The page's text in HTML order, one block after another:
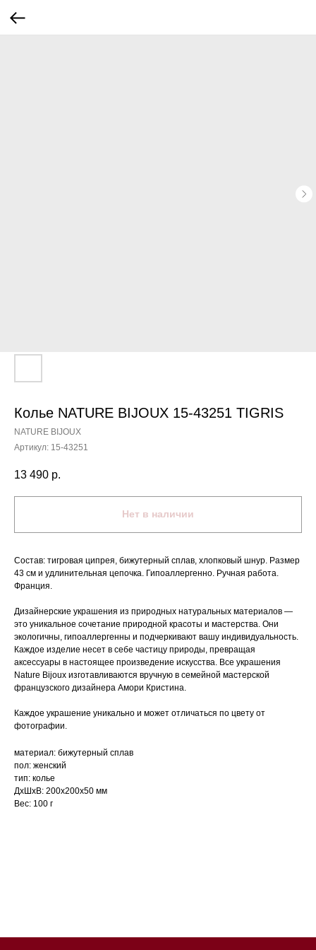
Колье NATURE BIJOUX 15-43251 TIGRIS
NATURE BIJOUX
Артикул: 15-43251
13 490 р.
Нет в наличии
Состав: тигровая ципрея, бижутерный сплав, хлопковый шнур. Размер
43 cм и удлинительная цепочка. Гипоаллергенно. Ручная работа.
Франция.
Дизайнерские украшения из природных натуральных материалов —
это уникальное сочетание природной красоты и мастерства. Они
экологичны, гипоаллергенны и подчеркивают вашу индивидуальность.
Каждое изделие несет в себе частицу природы, превращая
аксессуары в настоящее произведение искусства. Все украшения
Nature Bijoux изготавливаются вручную в семейной мастерской
французского дизайнера Амори Кристина.
Каждое украшение уникально и может отличаться по цвету от
фотографии.
материал: бижутерный сплав
пол: женский
тип: колье
ДxШxВ: 200x200x50 мм
Вес: 100 г